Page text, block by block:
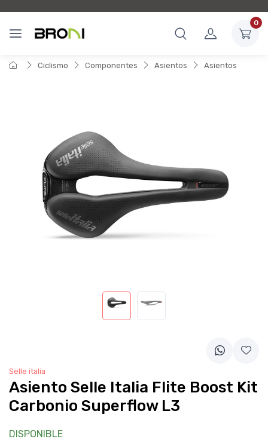
0
Ciclismo Componentes Asientos Asientos
Selle italia
Asiento Selle Italia Flite Boost Kit
Carbonio Superflow L3
DISPONIBLE